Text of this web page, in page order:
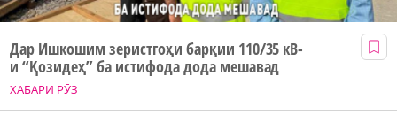
ХАБАРИ РӮЗ
Дар Ишкошим зеристгоҳи барқии 110/35 кВ-
и “Қозидеҳ” ба истифода дода мешавад